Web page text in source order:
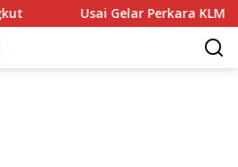
‎Usai Gelar Perkara KLM Nurul Salsa,